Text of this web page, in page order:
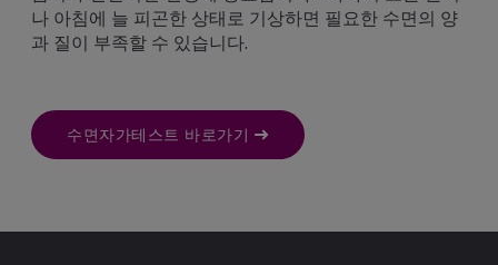
나 아침에 늘 피곤한 상태로 기상하면 필요한 수면의 양
과 질이 부족할 수 있습니다.
수면자가테스트 바로가기